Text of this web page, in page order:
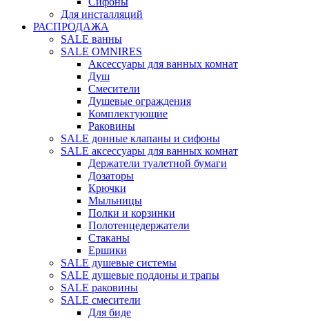
Для инсталляций
РАСПРОДАЖА
SALE ванны
SALE OMNIRES
Аксессуары для ванных комнат
Душ
Смесители
Душевые ограждения
Комплектующие
Раковины
SALE донные клапаны и сифоны
SALE аксессуары для ванных комнат
Держатели туалетной бумаги
Дозаторы
Крючки
Мыльницы
Полки и корзинки
Полотенцедержатели
Стаканы
Ершики
SALE душевые системы
SALE душевые поддоны и трапы
SALE раковины
SALE смесители
Для биде